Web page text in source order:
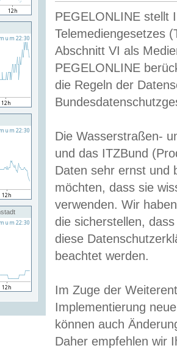
PEGELONLINE stellt
Telemediengesetzes
Abschnitt VI als
PEGELONLINE
die Regeln der
Die Wasserstraßen-
und das ITZBund
Daten sehr ernst und
möchten, dass sie
verwenden. Wir
die sicherstellen,
diese
beachtet werden.
Im Zuge der
Implementierung
können auch
Daher empfehlen wir